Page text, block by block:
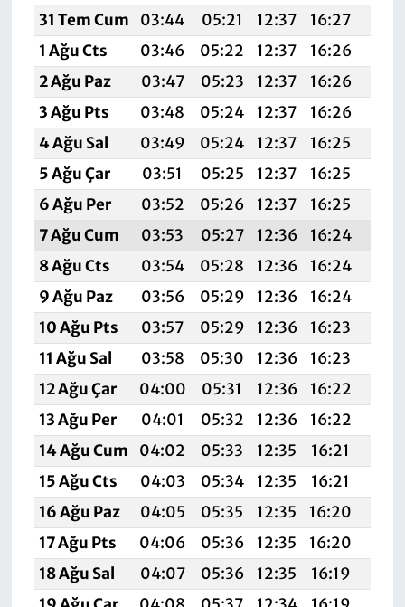
31 Tem Cum
03:44 05:21 12:37 16:27
1 Ağu Cts
03:46 05:22 12:37 16:26
2 Ağu Paz
03:47 05:23 12:37 16:26
3 Ağu Pts
03:48 05:24 12:37 16:26
4 Ağu Sal
03:49 05:24 12:37 16:25
5 Ağu Çar
03:51 05:25 12:37 16:25
6 Ağu Per
03:52 05:26 12:37 16:25
7 Ağu Cum
03:53 05:27 12:36 16:24
8 Ağu Cts
03:54 05:28 12:36 16:24
9 Ağu Paz
03:56 05:29 12:36 16:24
10 Ağu Pts
03:57 05:29 12:36 16:23
11 Ağu Sal
03:58 05:30 12:36 16:23
12 Ağu Çar
04:00 05:31 12:36 16:22
13 Ağu Per
04:01 05:32 12:36 16:22
14 Ağu Cum
04:02 05:33 12:35 16:21
15 Ağu Cts
04:03 05:34 12:35 16:21
16 Ağu Paz
04:05 05:35 12:35 16:20
17 Ağu Pts
04:06 05:36 12:35 16:20
18 Ağu Sal
04:07 05:36 12:35 16:19